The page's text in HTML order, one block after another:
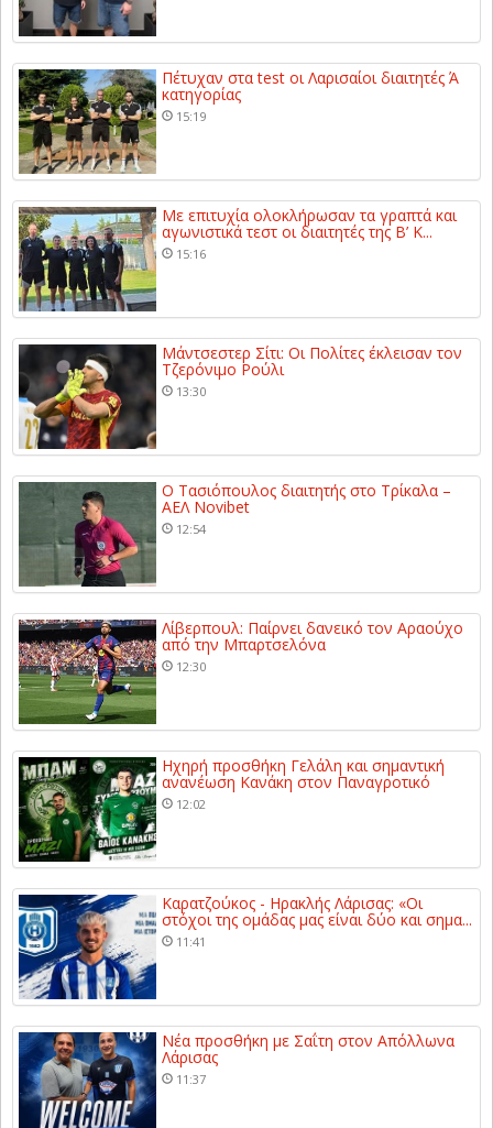
Πέτυχαν στα test οι Λαρισαίοι διαιτητές Ά
κατηγορίας
15:19
Με επιτυχία ολοκλήρωσαν τα γραπτά και
αγωνιστικά τεστ οι διαιτητές της Β’ Κ...
15:16
Μάντσεστερ Σίτι: Οι Πολίτες έκλεισαν τον
Τζερόνιμο Ρούλι
13:30
Ο Τασιόπουλος διαιτητής στο Τρίκαλα –
ΑΕΛ Novibet
12:54
Λίβερπουλ: Παίρνει δανεικό τον Αραούχο
από την Μπαρτσελόνα
12:30
Ηχηρή προσθήκη Γελάλη και σημαντική
ανανέωση Κανάκη στον Παναγροτικό
12:02
Καρατζούκος - Ηρακλής Λάρισας: «Οι
στόχοι της ομάδας μας είναι δύο και σημα...
11:41
Νέα προσθήκη με Σαΐτη στον Απόλλωνα
Λάρισας
11:37